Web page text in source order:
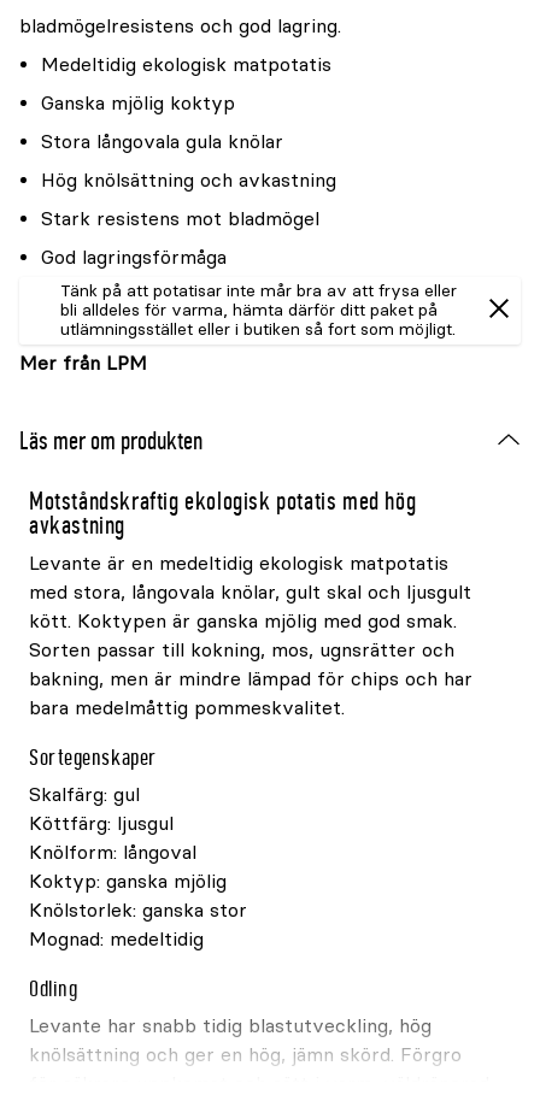
bladmögelresistens och god lagring.
Medeltidig ekologisk matpotatis
Ganska mjölig koktyp
Stora långovala gula knölar
Hög knölsättning och avkastning
Stark resistens mot bladmögel
God lagringsförmåga
Tänk på att potatisar inte mår bra av att frysa eller
bli alldeles för varma, hämta därför ditt paket på
utlämningsstället eller i butiken så fort som möjligt.
Mer från LPM
Läs mer om produkten
Motståndskraftig ekologisk potatis med hög
avkastning
Levante är en medeltidig ekologisk matpotatis
med stora, långovala knölar, gult skal och ljusgult
kött. Koktypen är ganska mjölig med god smak.
Sorten passar till kokning, mos, ugnsrätter och
bakning, men är mindre lämpad för chips och har
bara medelmåttig pommeskvalitet.
Sortegenskaper
Skalfärg: gul
Köttfärg: ljusgul
Knölform: långoval
Koktyp: ganska mjölig
Knölstorlek: ganska stor
Mognad: medeltidig
Odling
Levante har snabb tidig blastutveckling, hög
knölsättning och ger en hög, jämn skörd. Förgro